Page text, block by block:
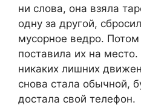
ни слова, она взяла
одну за другой,
мусорное ведро.
поставила их на
никаких лишних
снова стала обычной,
достала свой телефон.